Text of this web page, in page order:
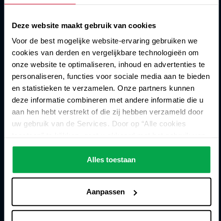
Deze website maakt gebruik van cookies
Voor de best mogelijke website-ervaring gebruiken we
cookies van derden en vergelijkbare technologieën om
onze website te optimaliseren, inhoud en advertenties te
personaliseren, functies voor sociale media aan te bieden
en statistieken te verzamelen. Onze partners kunnen
deze informatie combineren met andere informatie die u
aan hen hebt verstrekt of die zij hebben verzameld door
uw gebruik van de Services. Door op “Alle cookies
alle cookies, inclusief de gegevensverwerking en het
doorgeven ervan aan derden in overeenstemming met
onze gegevensbeschermingsverklaring. Dit omvat ook,
overeenstemming met artikel 49 (1) (a) AVG voor
gegevensverwerking buiten de EER, bijvoorbeeld in de
Alles toestaan
Aanpassen
gascombinatie. Dit omdat
voor ieder product een
andere combinatie van
gassen gewenst is. Ook kan
het zijn dat een bepaalde
combinatie gassen voor het
ene product heel effectief is,
terwijl het voor het andere
product juist de
voedingsproducten kan
ontzettend veel voordeel
wordt ingezet.